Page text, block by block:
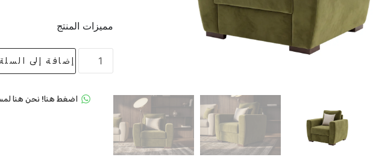
مميزات المنتج
إضافة إلى
اضغط هنا! نحن هنا